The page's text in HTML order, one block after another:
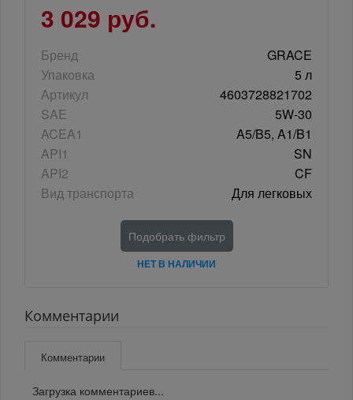
3 029 руб.
Бренд
GRACE
Упаковка
5 л
Артикул
4603728821702
SAE
5W-30
ACEA1
A5/B5, A1/B1
API1
SN
API2
CF
Вид транспорта
Для легковых
Подобрать фильтр
НЕТ В НАЛИЧИИ
Комментарии
Комментарии
Загрузка комментариев...